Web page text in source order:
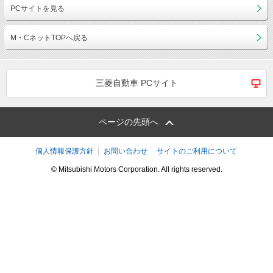
PCサイトを見る
M・CネットTOPへ戻る
三菱自動車 PCサイト
ページの先頭へ
個人情報保護方針 お問い合わせ サイトのご利用について
© Mitsubishi Motors Corporation. All rights reserved.